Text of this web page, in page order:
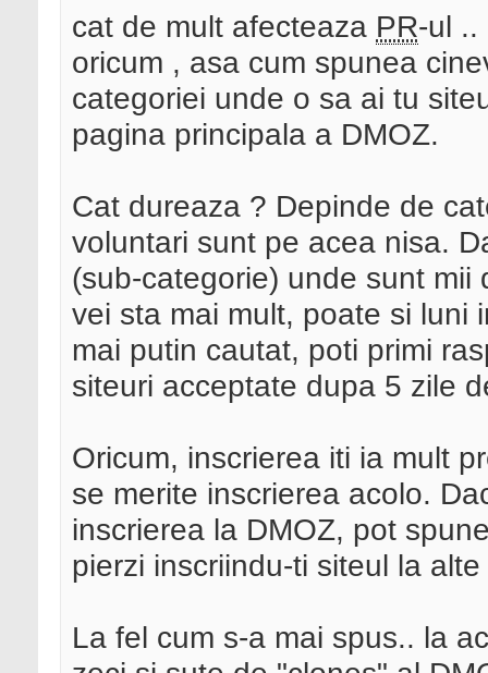
cat de mult afecteaza PR-ul ..
oricum , asa cum spunea
categoriei unde o sa ai tu
pagina principala a DMOZ.
Cat dureaza ? Depinde de
voluntari sunt pe acea nisa.
(sub-categorie) unde sunt
vei sta mai mult, poate si luni
mai putin cautat, poti primi
siteuri acceptate dupa 5 zile
Oricum, inscrierea iti ia mult
se merite inscrierea acolo.
inscrierea la DMOZ, pot
pierzi inscriindu-ti siteul la
La fel cum s-a mai spus.. la